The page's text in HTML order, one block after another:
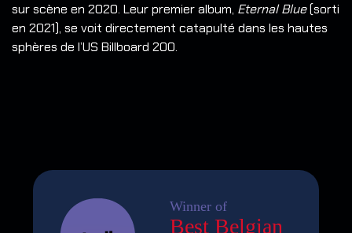
sur scène en 2020. Leur premier album, Eternal Blue(sorti
en 2021), se voit directement catapulté dans les hautes
sphères de l’US Billboard 200.